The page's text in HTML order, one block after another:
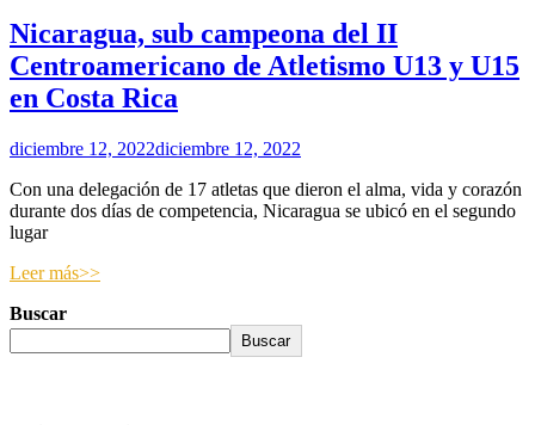
Nicaragua, sub campeona del II
Centroamericano de Atletismo U13 y U15
en Costa Rica
diciembre 12, 2022diciembre 12, 2022
Con una delegación de 17 atletas que dieron el alma, vida y corazón
durante dos días de competencia, Nicaragua se ubicó en el segundo
lugar
Leer más>>
Buscar
Buscar